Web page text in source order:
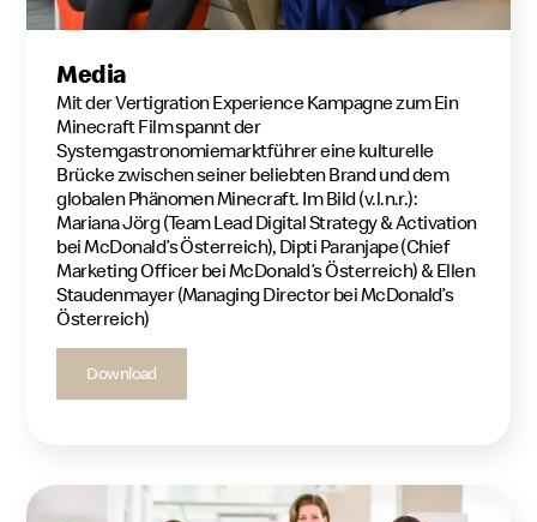
Media
Mit der Vertigration Experience Kampagne zum Ein
Minecraft Film spannt der
Systemgastronomiemarktführer eine kulturelle
Brücke zwischen seiner beliebten Brand und dem
globalen Phänomen Minecraft. Im Bild (v.l.n.r.):
Mariana Jörg (Team Lead Digital Strategy & Activation
bei McDonald’s Österreich), Dipti Paranjape (Chief
Marketing Officer bei McDonald’s Österreich) & Ellen
Staudenmayer (Managing Director bei McDonald’s
Österreich)
Download